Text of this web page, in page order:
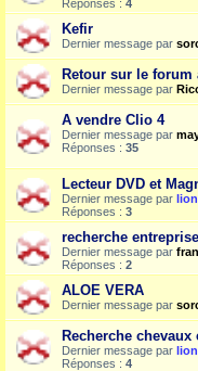
Réponses : 4
Kefir
Dernier message par
Retour sur le
Dernier message par
A vendre Clio 4
Dernier message par
Réponses : 35
Lecteur DVD et
Dernier message par
Réponses : 3
recherche
Dernier message par
Réponses : 2
ALOE VERA
Dernier message par
Recherche
Dernier message par
Réponses : 4